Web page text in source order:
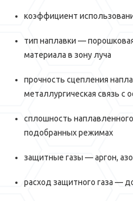
коэффициент
тип наплавки —
материала в зону луча
прочность сцепления
металлургическая связь с
сплошность
подобранных режимах
защитные газы — аргон,
расход защитного газа —